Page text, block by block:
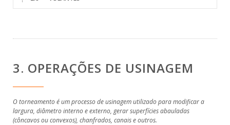
3. OPERAÇÕES DE USINAGEM
O torneamento é um processo de usinagem utilizado para modificar a
largura, diâmetro interno e externo, gerar superfícies abauladas
(côncavos ou convexos), chanfrados, canais e outros.